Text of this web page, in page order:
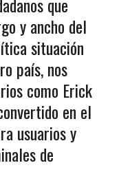
y ancho del
situación
país, nos
como Erick
en el
usuarios y
de